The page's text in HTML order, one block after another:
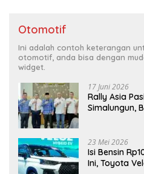
Otomotif
Ini adalah contoh keterangan
otomotif, anda bisa dengan
widget.
17 Juni 2026
Rally Asia
Simalungun,
23 Mei 2026
Isi Bensin
Ini, Toyota